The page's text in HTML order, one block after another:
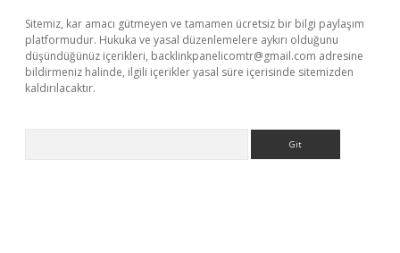
Sitemiz, kar amacı gütmeyen ve tamamen ücretsiz bir bilgi paylaşım
platformudur. Hukuka ve yasal düzenlemelere aykırı olduğunu
düşündüğünüz içerikleri, backlinkpanelicomtr@gmail.com adresine
bildirmeniz halinde, ilgili içerikler yasal süre içerisinde sitemizden
kaldırılacaktır.